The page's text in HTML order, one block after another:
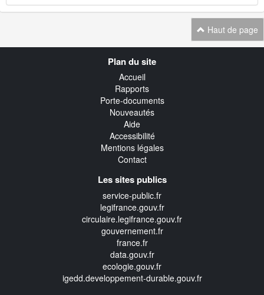
Haut de page
Plan du site
Accueil
Rapports
Porte-documents
Nouveautés
Aide
Accessibilité
Mentions légales
Contact
Les sites publics
service-public.fr
legifrance.gouv.fr
circulaire.legifrance.gouv.fr
gouvernement.fr
france.fr
data.gouv.fr
ecologie.gouv.fr
igedd.developpement-durable.gouv.fr